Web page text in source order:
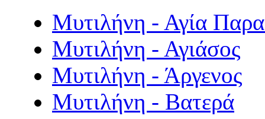
Μυτιλήνη - Αγία
Μυτιλήνη - Αγιάσος
Μυτιλήνη - Άργενος
Μυτιλήνη - Βατερά